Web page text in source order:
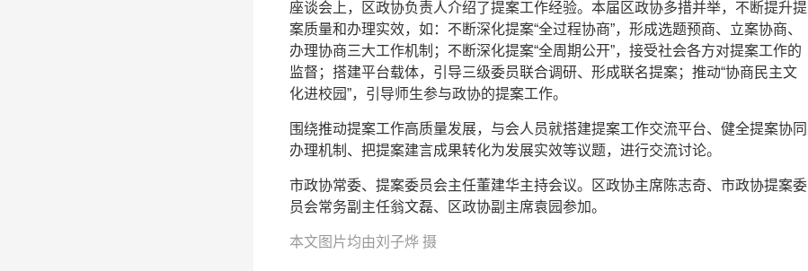
座谈会上，区政协负责人介绍了提案工作经验。本届区政协多措并举，不断提升提
案质量和办理实效，如：不断深化提案“全过程协商”，形成选题预商、立案协商、
办理协商三大工作机制；不断深化提案“全周期公开”，接受社会各方对提案工作的
监督；搭建平台载体，引导三级委员联合调研、形成联名提案；推动“协商民主文
化进校园”，引导师生参与政协的提案工作。
围绕推动提案工作高质量发展，与会人员就搭建提案工作交流平台、健全提案协同
办理机制、把提案建言成果转化为发展实效等议题，进行交流讨论。
市政协常委、提案委员会主任董建华主持会议。区政协主席陈志奇、市政协提案委
员会常务副主任翁文磊、区政协副主席袁园参加。
本文图片均由刘子烨 摄